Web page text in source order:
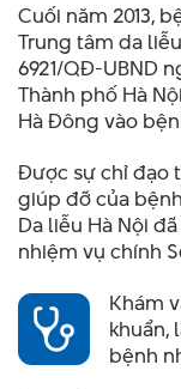
Cuối năm 2013,
Trung tâm da
6921/QĐ-UBND
Thành phố Hà
Hà Đông vào
Được sự chỉ đạo
giúp đỡ của
Da liễu Hà Nội
nhiệm vụ chính
Khám
khuẩn,
bệnh